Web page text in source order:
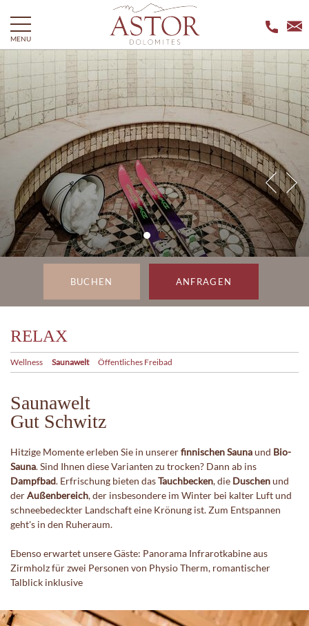
MENU
BUCHEN ANFRAGEN
RELAX
Wellness Saunawelt Öffentliches Freibad
Saunawelt
Gut Schwitz
Hitzige Momente erleben Sie in unsererfinnischen Saunaund Bio-
Sauna. Sind Ihnen diese Varianten zu trocken? Dann ab ins
Dampfbad. Erfrischung bieten dasTauchbecken, die Duschenund
derAußenbereich, der insbesondere im Winter bei kalter Luft und
schneebedeckter Landschaft eine Krönung ist. Zum Entspannen
geht's in den Ruheraum.
Ebenso erwartet unsere Gäste: Panorama Infrarotkabine aus
Zirmholz für zwei Personen von Physio Therm, romantischer
Talblick inklusive